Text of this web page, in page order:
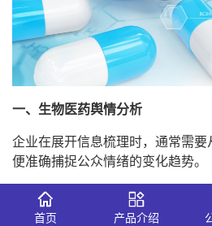
一、生物医药舆情分析
企业在展开信息梳理时，通常需
便准确捕捉公众情绪的变化趋势。
首先是合规与监管层面的信息波动
验及上市审批的流程漫长且复杂，
首页 产品介绍